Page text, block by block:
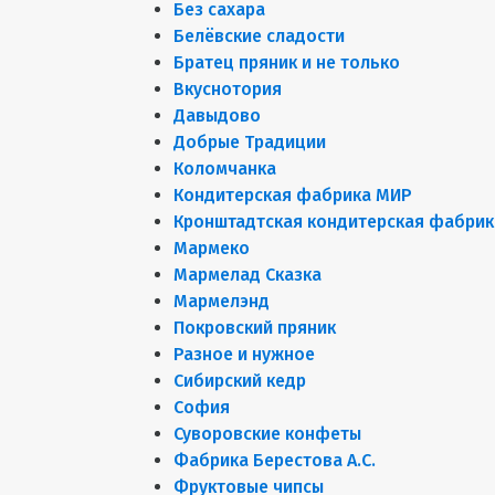
Без сахара
Белёвские сладости
Братец пряник и не только
Вкуснотория
Давыдово
Добрые Традиции
Коломчанка
Кондитерская фабрика МИР
Кронштадтская кондитерская
Мармеко
Мармелад Сказка
Мармелэнд
Покровский пряник
Разное и нужное
Сибирский кедр
София
Суворовские конфеты
Фабрика Берестова А.С.
Фруктовые чипсы